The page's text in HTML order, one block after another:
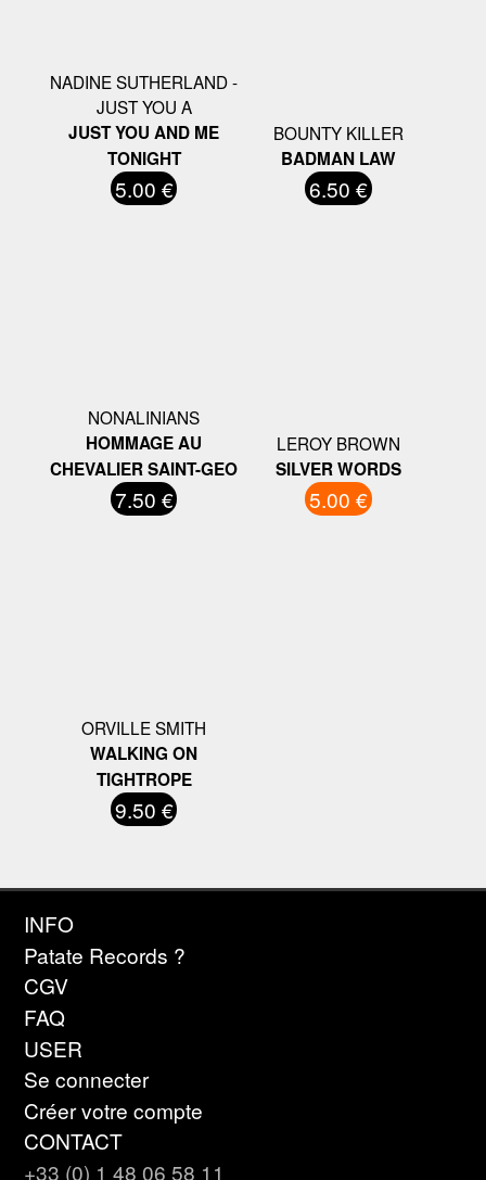
NADINE SUTHERLAND -
JUST YOU A
JUST YOU AND ME
TONIGHT
5.00 €
BOUNTY KILLER
BADMAN LAW
6.50 €
NONALINIANS
HOMMAGE AU
CHEVALIER SAINT-GEO
7.50 €
LEROY BROWN
SILVER WORDS
5.00 €
ORVILLE SMITH
WALKING ON
TIGHTROPE
9.50 €
INFO
Patate Records ?
CGV
FAQ
USER
Se connecter
Créer votre compte
CONTACT
+33 (0) 1 48 06 58 11